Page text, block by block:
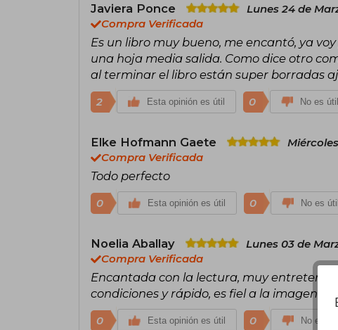
Javiera Ponce
Lunes 24 de
Compra Verificada
Es un libro muy bueno, me encantó, ya
una hoja media salida. Como dice otro
al terminar el libro están super borradas
2 Esta opinión es útil 0 No es útil
Elke Hofmann Gaete
Compra Verificada
Todo perfecto
0 Esta opinión es útil 0 No es útil
Noelia Aballay
Lunes 03 de
Compra Verificada
Encantada con la lectura, muy
condiciones y rápido, es fiel a la imagen en
0 Esta opinión es útil 0 No es útil